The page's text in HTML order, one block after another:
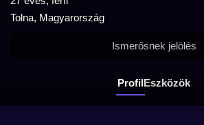
Tolna, Magyarország
ProfilEszközök
Ismerősnek jelölés